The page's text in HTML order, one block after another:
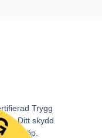
Trygg
Ditt skydd
onlineköp.